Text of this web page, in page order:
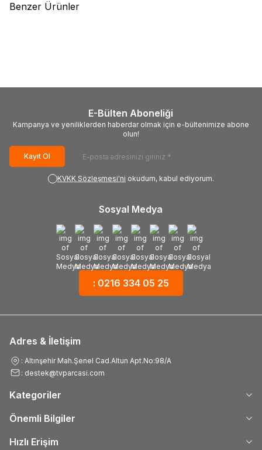
Benzer Ürünler
UE43KU7000, CY-
GK043HGAV2V, CY-
UE49NU7300U,
UE49RU7100U,
UE49RU7300U
E-Bülten Aboneliği
Kampanya ve yeniliklerden haberdar olmak için e-bültenimize abone
olun!
Kayıt Ol
KVKK Sözleşmesi'ni okudum, kabul ediyorum.
Sosyal Medya
: 0216 334 05 25
Adres & İletişim
: Altınşehir Mah.Şenel Cad.Altun Apt.No:98/A
: destek@tvparcasi.com
Kategoriler
Önemli Bilgiler
Hızlı Erişim